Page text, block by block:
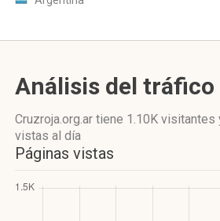
Análisis del tráfico
Cruzroja.org.ar tiene 1.10K visitantes
vistas al día
Páginas vistas